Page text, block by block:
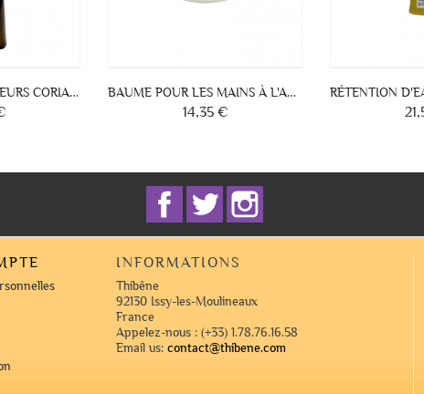
COUPEROSE
TÂCHES BRUNES
FacebookTwitter
INFORMATIONS
Thibêne
92130 Issy-les-Moulineaux
France
Appelez-nous : (+33) 1.78.76.16.58
Email us: contact@thibene.com